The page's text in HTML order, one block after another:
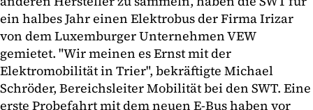
ein halbes Jahr einen Elektrobus der Firma Irizar
von dem Luxemburger Unternehmen VEW
gemietet. "Wir meinen es Ernst mit der
Elektromobilität in Trier", bekräftigte Michael
Schröder, Bereichsleiter Mobilität bei den SWT. Eine
erste Probefahrt mit dem neuen E-Bus haben vor